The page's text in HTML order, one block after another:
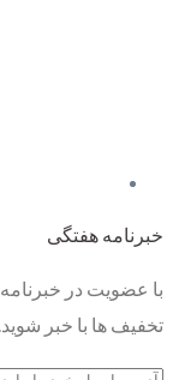
خبرنامه هفتگی
با عضویت در
تخفیف ها با خبر شوید.